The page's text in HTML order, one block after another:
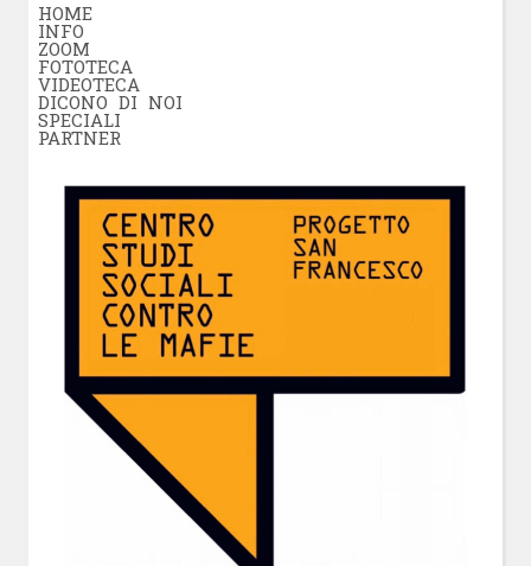
HOME
INFO
ZOOM
FOTOTECA
VIDEOTECA
DICONO DI NOI
SPECIALI
PARTNER